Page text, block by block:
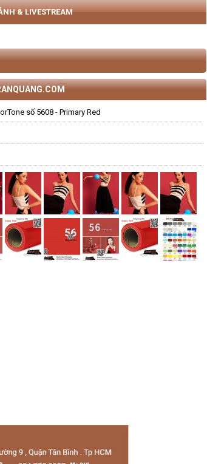
& LIVESTREAM
số 5608 - Primary Red